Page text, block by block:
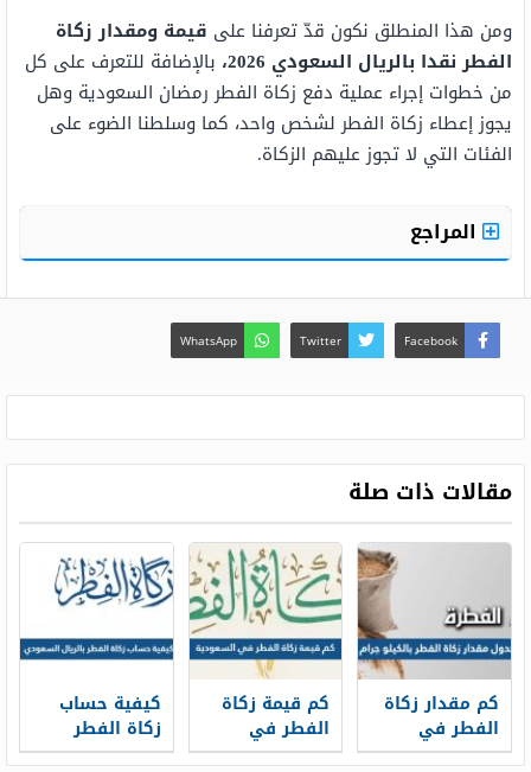
ومن هذا المنطلق نكون قدّ تعرفنا على قيمة ومقدار زكاة
الفطر نقدا بالريال السعودي 2026، بالإضافة للتعرف على كل
من خطوات إجراء عملية دفع زكاة الفطر رمضان السعودية وهل
يجوز إعطاء زكاة الفطر لشخص واحد، كما وسلطنا الضوء على
الفئات التي لا تجوز عليهم الزكاة.
المراجع
Facebook
Twitter
WhatsApp
مقالات ذات صلة
كم مقدار زكاة
الفطر في
السعودية 2026
كم قيمة زكاة
الفطر في
السعودية 2026
كيفية حساب
زكاة الفطر
بالريال